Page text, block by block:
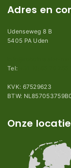
Adres en
Udenseweg 8 B
5405 PA Uden
Tel:
KVK: 67529623
BTW:
Onze locatie